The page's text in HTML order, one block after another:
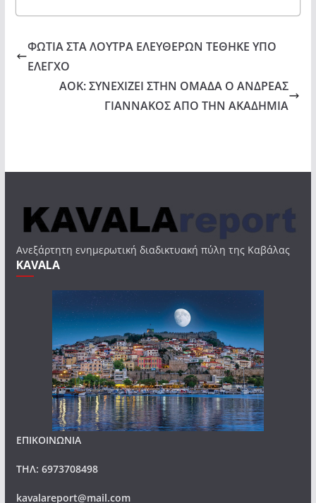
ΦΩΤΙΑ ΣΤΑ ΛΟΥΤΡΑ ΕΛΕΥΘΕΡΩΝ ΤΕΘΗΚΕ ΥΠΟ
ΕΛΕΓΧΟ
ΑΟΚ: ΣΥΝΕΧΙΖΕΙ ΣΤΗΝ ΟΜΑΔΑ Ο ΑΝΔΡΕΑΣ
ΓΙΑΝΝΑΚΟΣ ΑΠΟ ΤΗΝ ΑΚΑΔΗΜΙΑ
Ανεξάρτητη ενημερωτική διαδικτυακή πύλη της Καβάλας
KAVALA
ΕΠΙΚΟΙΝΩΝΙΑ
ΤΗΛ: 6973708498
kavalareport@mail.com